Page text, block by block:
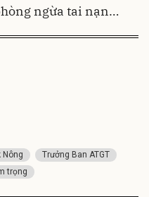
ngừa tai nạn…
Nông
Trưởng Ban ATGT
trọng